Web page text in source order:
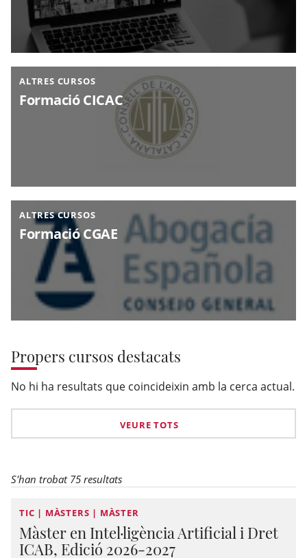
ALTRES CURSOS
Formació CICAC
ALTRES CURSOS
Formació CGAE
Propers cursos destacats
No hi ha resultats que coincideixin amb la cerca actual.
VEURE TOTS
S'han trobat 75 resultats
TIC | MÀSTERS | MÀSTER
Màster en Intel·ligència Artificial i Dret
ICAB, Edició 2026-2027